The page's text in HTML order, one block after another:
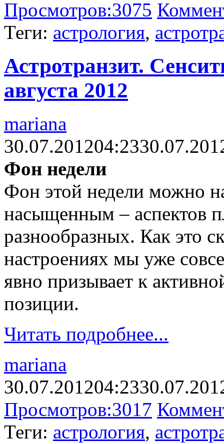
Просмотров:3075
Теги: астрология,
Астротранзит.
августа 2012
mariana
30.07.201204:23
Фон недели
Фон этой недели можно
насыщенным – аспектов
разнообразных. Как это
настроениях мы уже
явно призывает к
позиции.
Читать подробнее...
mariana
30.07.201204:23
Просмотров:3017
Теги: астрология,